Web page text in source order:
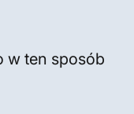
w ten sposób